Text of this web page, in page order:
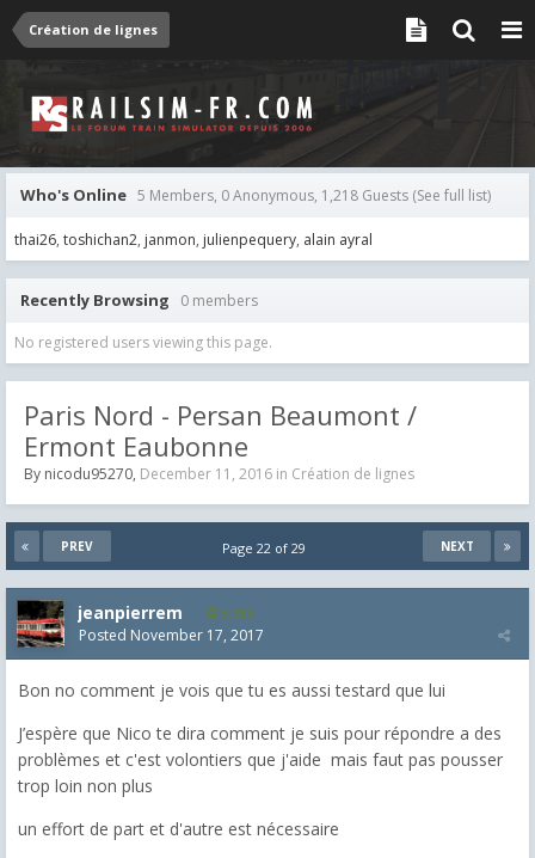
Création de lignes
Who's Online 5 Members, 0 Anonymous, 1,218 Guests (See full list)
thai26 toshichan2 janmon julienpequery alain ayral
Recently Browsing 0 members
No registered users viewing this page.
Paris Nord - Persan Beaumont /
Ermont Eaubonne
By nicodu95270, December 11, 2016 in Création de lignes
PREV NEXT
Page 22 of 29
jeanpierrem 5,986
Posted November 17, 2017
Bon no comment je vois que tu es aussi testard que lui
J’espère que Nico te dira comment je suis pour répondre a des
problèmes et c'est volontiers que j'aide mais faut pas pousser
trop loin non plus
un effort de part et d'autre est nécessaire